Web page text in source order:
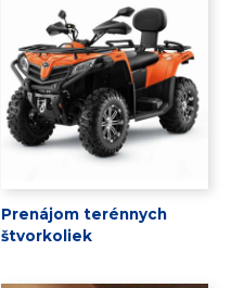
Prenájom terénnych
štvorkoliek